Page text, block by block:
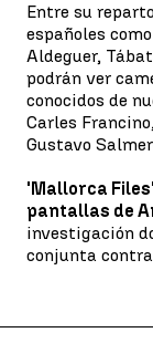
Entre su
españoles
Aldeguer,
podrán ver
conocidos de
Carles
Gustavo
'Mallorca
pantallas de
investigación
conjunta